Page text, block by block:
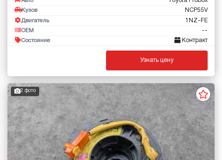
Кузов NCP55V
Двигатель 1NZ-FE
OEM --
Состояние Контракт
Узнать цену
2 фото